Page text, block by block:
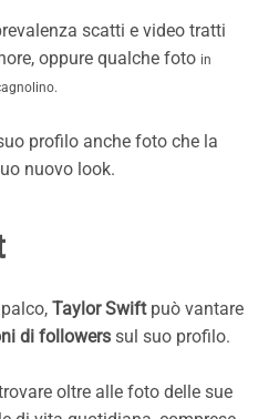
scatti e video tratti
oppure qualche foto in
profilo anche foto che la
nuovo look.
Taylor Swiftpuò vantare
di followers sul suo profilo.
oltre alle foto delle sue